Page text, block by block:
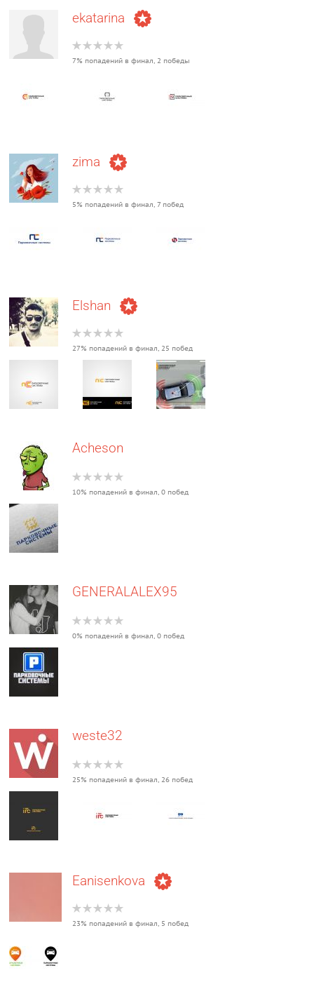
ekatarina
7% попадений в финал, 2 победы
zima
5% попадений в финал, 7 побед
Elshan
27% попадений в финал, 25 побед
Acheson
10% попадений в финал, 0 побед
GENERALALEX95
0% попадений в финал, 0 побед
weste32
25% попадений в финал, 26 побед
Eanisenkova
23% попадений в финал, 5 побед